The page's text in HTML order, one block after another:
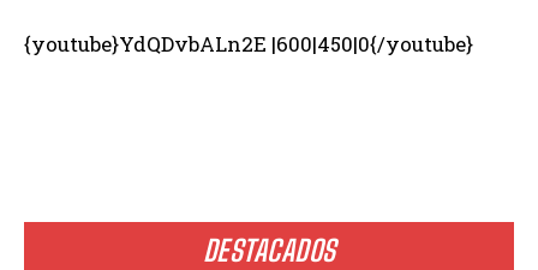
DESTACADOS
{youtube}YdQDvbALn2E |600|450|0{/youtube}